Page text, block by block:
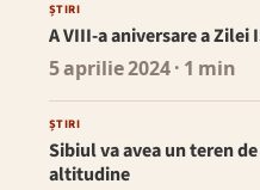
ȘTIRI
A VIII-a aniversare a Zilei
5 aprilie 2024· 1 min
ȘTIRI
Sibiul va avea un teren
altitudine